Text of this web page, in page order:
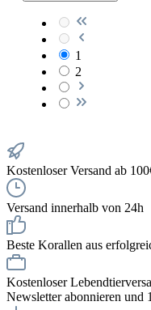
1
2
Kostenloser Versand ab
Versand innerhalb von 24h
Beste Korallen aus
Kostenloser
Newsletter abonnieren und